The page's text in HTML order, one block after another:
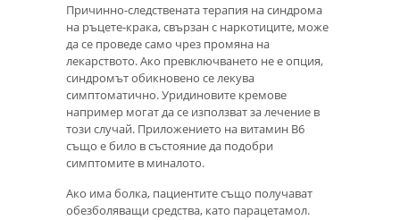
Причинно-следствената терапия на синдрома
на ръцете-крака, свързан с наркотиците, може
да се проведе само чрез промяна на
лекарството. Ако превключването не е опция,
синдромът обикновено се лекува
симптоматично. Уридиновите кремове
например могат да се използват за лечение в
този случай. Приложението на витамин В6
също е било в състояние да подобри
симптомите в миналото.
Ако има болка, пациентите също получават
обезболяващи средства, като парацетамол.